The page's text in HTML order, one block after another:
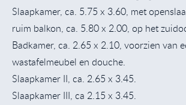
Slaapkamer, ca. 5.75 x 3.60, met
ruim balkon, ca. 5.80 x 2.00, op het
Badkamer, ca. 2.65 x 2.10, voorzien van
wastafelmeubel en douche.
Slaapkamer II, ca. 2.65 x 3.45.
Slaapkamer III, ca 2.15 x 3.45.